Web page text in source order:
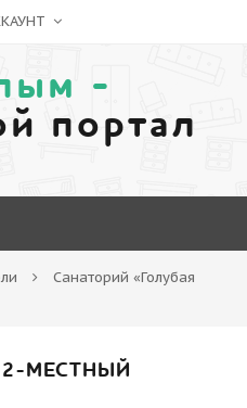
-
портал
Санаторий «Голубая
МЕСТНЫЙ